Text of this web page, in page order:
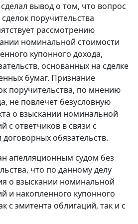
вывод о том, что вопрос
поручительства
рассмотрению
номинальной стоимости
купонного дохода,
основанных на сделке
бумаг. Признание
поручительства, по мнению
не повлечет безусловную
о взыскании номинальной
с ответчиков в связи с
обязательств.
апелляционным судом без
что по данному делу
о взыскании номинальной
и накопленного купонного
с эмитента облигаций, так и с